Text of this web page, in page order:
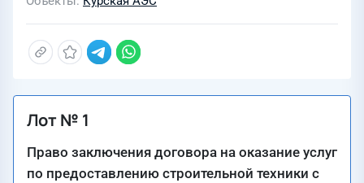
Лот № 1
Право заключения договора на оказание услуг
по предоставлению строительной техники с